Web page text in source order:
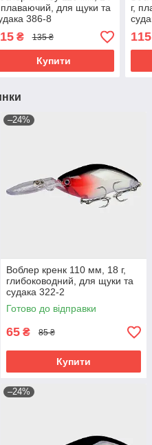
плаваючий, для щуки та
386-8
₴ 135 ₴
Купити
г,
115
–24%
Воблер кренк 110 мм, 18 г,
глибоководний, для щуки та
судака 322-2
Готово до відправки
65 ₴ 85 ₴
Купити
–24%